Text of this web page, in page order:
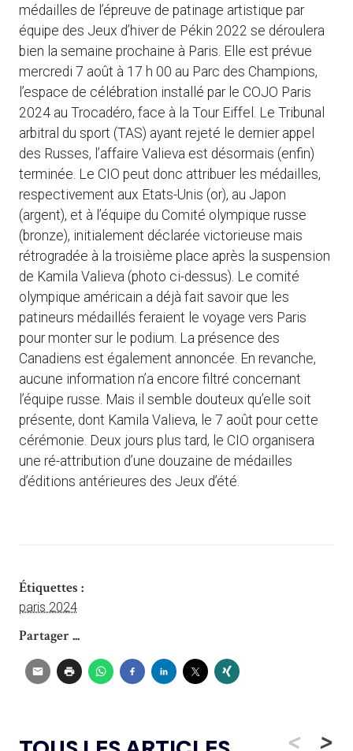
médailles de l’épreuve de patinage artistique par
équipe des Jeux d’hiver de Pékin 2022 se déroulera
bien la semaine prochaine à Paris. Elle est prévue
mercredi 7 août à 17 h 00 au Parc des Champions,
l’espace de célébration installé par le COJO Paris
2024 au Trocadéro, face à la Tour Eiffel. Le Tribunal
arbitral du sport (TAS) ayant rejeté le dernier appel
des Russes, l’affaire Valieva est désormais (enfin)
terminée. Le CIO peut donc attribuer les médailles,
respectivement aux Etats-Unis (or), au Japon
(argent), et à l’équipe du Comité olympique russe
(bronze), initialement déclarée victorieuse mais
rétrogradée à la troisième place après la suspension
de Kamila Valieva (photo ci-dessus). Le comité
olympique américain a déjà fait savoir que les
patineurs médaillés feraient le voyage vers Paris
pour monter sur le podium. La présence des
Canadiens est également annoncée. En revanche,
aucune information n’a encore filtré concernant
l’équipe russe. Mais il semble douteux qu’elle soit
présente, dont Kamila Valieva, le 7 août pour cette
cérémonie. Deux jours plus tard, le CIO organisera
une ré-attribution d’une douzaine de médailles
d’éditions antérieures des Jeux d’été.
Étiquettes :
paris 2024
Partager ...
< >